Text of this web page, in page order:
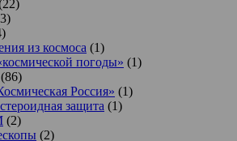
из космоса (1)
погоды» (1)
(86)
Россия» (1)
защита (1)
(2)
(2)